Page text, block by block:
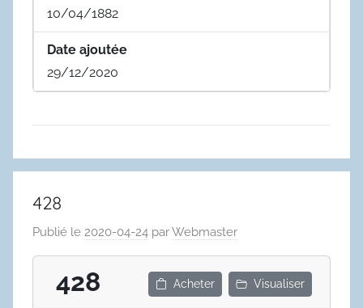
10/04/1882
Date ajoutée
29/12/2020
428
Publié le 2020-04-24 parWebmaster
428 Acheter Visualiser